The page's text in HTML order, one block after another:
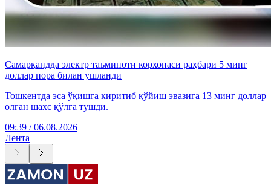
Самарқандда электр таъминоти корхонаси раҳбари 5 минг
доллар пора билан ушланди
Тошкентда эса ўқишга киритиб қўйиш эвазига 13 минг доллар
олган шахс қўлга тушди.
09:39 / 06.08.2026
Лента